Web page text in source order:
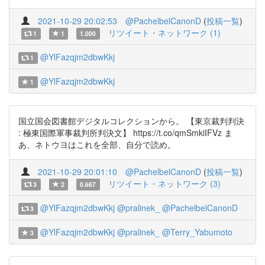
2021-10-29 20:02:53 @PachelbelCanonD (投稿一覧)
1 1 1.000 リツイート・ネットワーク (1)
1 @YlFazqjm2dbwKkj
1 @YlFazqjm2dbwKkj
国立国会図書館デジタルコレクションから。 【東京裁判判決
: 極東国際軍事裁判所判決文】 https://t.co/qmSmkiIFVz ま
あ、ネトウヨはこれを全部、自分で読め。
2021-10-29 20:01:10 @PachelbelCanonD (投稿一覧)
3 2 0.667 リツイート・ネットワーク (3)
3 @YlFazqjm2dbwKkj @pralinek_ @PachelbelCanonD
3 @YlFazqjm2dbwKkj @pralinek_ @Terry_Yabumoto